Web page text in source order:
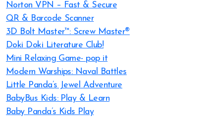
Norton VPN – Fast & Secure
QR & Barcode Scanner
3D Bolt Master™: Screw Master®
Doki Doki Literature Club!
Mini Relaxing Game- pop it
Modern Warships: Naval Battles
Little Panda’s Jewel Adventure
BabyBus Kids: Play & Learn
Baby Panda’s Kids Play